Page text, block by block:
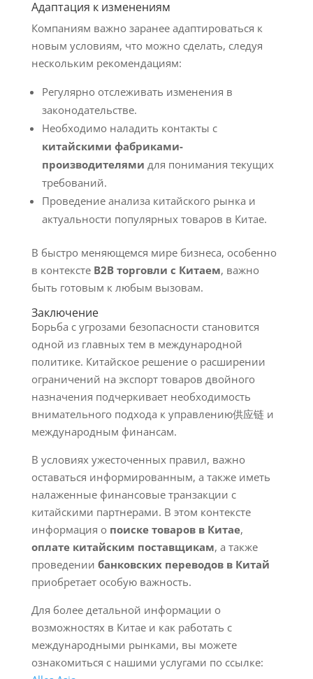
Адаптация к изменениям
Компаниям важно заранее адаптироваться к
новым условиям, что можно сделать, следуя
нескольким рекомендациям:
Регулярно отслеживать изменения в
законодательстве.
Необходимо наладить контакты с
китайскими фабриками-
производителями для понимания текущих
требований.
Проведение анализа китайского рынка и
актуальности популярных товаров в Китае.
В быстро меняющемся мире бизнеса, особенно
в контексте B2B торговли с Китаем, важно
быть готовым к любым вызовам.
Заключение
Борьба с угрозами безопасности становится
одной из главных тем в международной
политике. Китайское решение о расширении
ограничений на экспорт товаров двойного
назначения подчеркивает необходимость
внимательного подхода к управлению供应链 и
международным финансам.
В условиях ужесточенных правил, важно
оставаться информированным, а также иметь
налаженные финансовые транзакции с
китайскими партнерами. В этом контексте
информация о поиске товаров в Китае,
оплате китайским поставщикам, а также
проведении банковских переводов в Китай
приобретает особую важность.
Для более детальной информации о
возможностях в Китае и как работать с
международными рынками, вы можете
ознакомиться с нашими услугами по ссылке: